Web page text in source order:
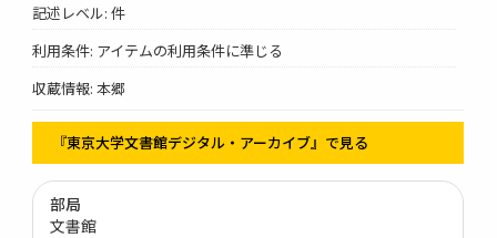
記述レベル: 件
利用条件: アイテムの利用条件に準じる
収蔵情報: 本郷
『東京大学文書館デジタル・アーカイブ』で見る
部局
文書館